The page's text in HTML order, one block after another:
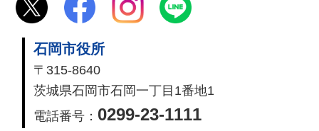
石岡市役所
〒315-8640
茨城県石岡市石岡一丁目1番地1
電話番号： 0299-23-1111